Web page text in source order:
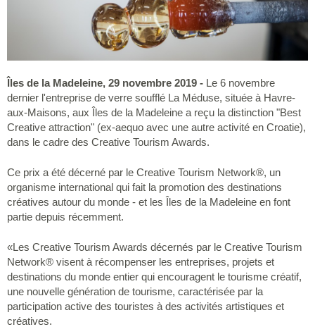
Îles de la Madeleine, 29 novembre 2019 - Le 6 novembre
dernier l'entreprise de verre soufflé La Méduse, située à Havre-
aux-Maisons, aux Îles de la Madeleine a reçu la distinction "Best
Creative attraction" (ex-aequo avec une autre activité en Croatie),
dans le cadre des Creative Tourism Awards.
Ce prix a été décerné par le Creative Tourism Network®, un
organisme international qui fait la promotion des destinations
créatives autour du monde - et les Îles de la Madeleine en font
partie depuis récemment.
«Les Creative Tourism Awards décernés par le Creative Tourism
Network® visent à récompenser les entreprises, projets et
destinations du monde entier qui encouragent le tourisme créatif,
une nouvelle génération de tourisme, caractérisée par la
participation active des touristes à des activités artistiques et
créatives.